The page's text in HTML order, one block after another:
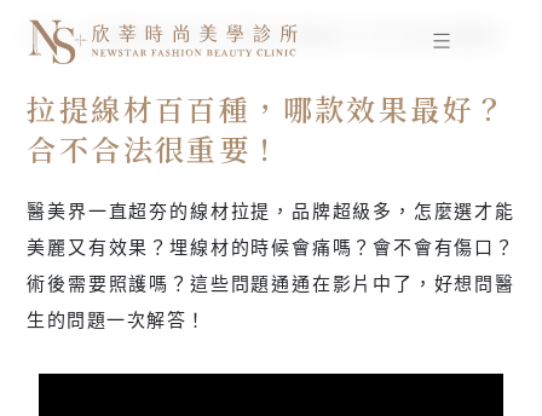
首頁 拉提線材百百種，哪款效果最好？合不合法很重要！
拉提線材百百種，哪款效果最好？
合不合法很重要！
醫美界一直超夯的線材拉提，品牌超級多，怎麼選才能
美麗又有效果？埋線材的時候會痛嗎？會不會有傷口？
術後需要照護嗎？這些問題通通在影片中了，好想問醫
生的問題一次解答！